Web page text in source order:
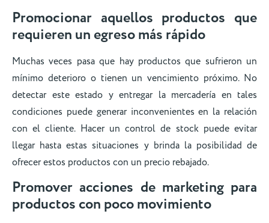
Promocionar aquellos productos que
requieren un egreso más rápido
Muchas veces pasa que hay productos que sufrieron un
mínimo deterioro o tienen un vencimiento próximo. No
detectar este estado y entregar la mercadería en tales
condiciones puede generar inconvenientes en la relación
con el cliente. Hacer un control de stock puede evitar
llegar hasta estas situaciones y brinda la posibilidad de
ofrecer estos productos con un precio rebajado.
Promover acciones de marketing para
productos con poco movimiento